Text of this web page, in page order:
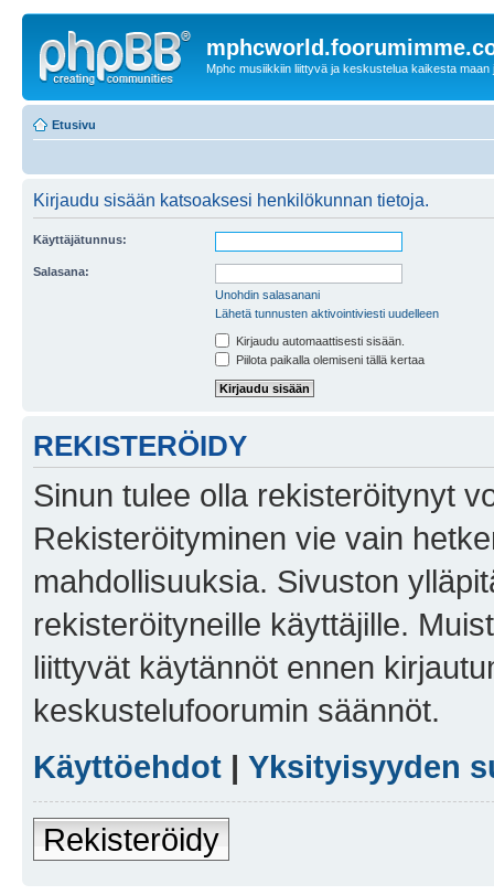
Mphc musiikkiin liittyvä ja keskustelua kaikesta maan
Etusivu
Kirjaudu sisään katsoaksesi henkilökunnan tietoja.
Käyttäjätunnus:
Salasana:
Unohdin salasanani
Lähetä tunnusten aktivointiviesti uudelleen
Kirjaudu automaattisesti sisään.
Piilota paikalla olemiseni tällä kertaa
REKISTERÖIDY
Sinun tulee olla rekisteröitynyt
Rekisteröityminen vie vain
mahdollisuuksia. Sivuston
rekisteröityneille käyttäjille.
liittyvät käytännöt ennen
keskustelufoorumin säännöt.
Käyttöehdot | Yksityisyyden
Rekisteröidy